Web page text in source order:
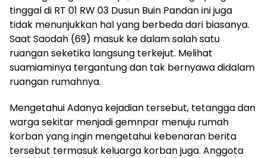
tinggal di RT 01 RW 03 Dusun Buin Pandan ini juga
tidak menunjukkan hal yang berbeda dari biasanya.
Saat Saodah (69) masuk ke dalam salah satu
ruangan seketika langsung terkejut. Melihat
suamiaminya tergantung dan tak bernyawa didalam
ruangan rumahnya.
Mengetahui Adanya kejadian tersebut, tetangga dan
warga sekitar menjadi gemnpar menuju rumah
korban yang ingin mengetahui kebenaran berita
tersebut termasuk keluarga korban juga. Anggota